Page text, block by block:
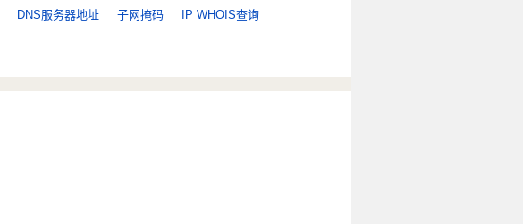
DNS服务器地址 子网掩码 IP WHOIS查询